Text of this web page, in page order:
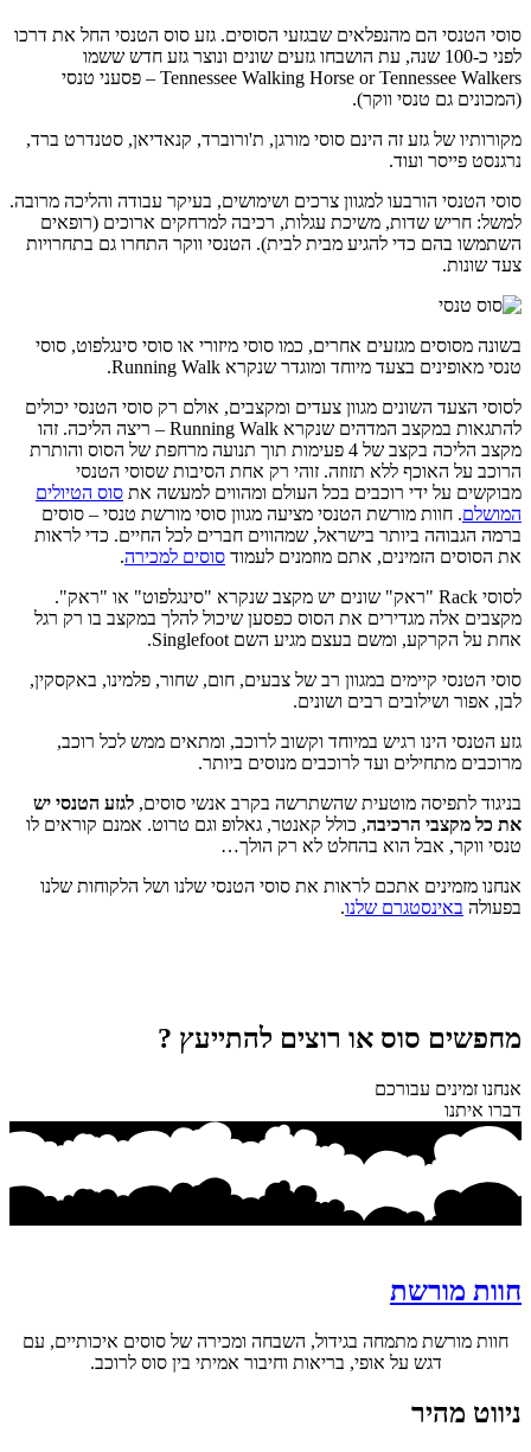
סוסי הטנסי הם מהנפלאים שבגזעי הסוסים. גזע סוס הטנסי החל את דרכו
לפני כ-100 שנה, עת הושבחו גזעים שונים ונוצר גזע חדש ששמו
Tennessee Walking Horse or Tennessee Walkers – פסעני טנסי
(המכונים גם טנסי ווקר).
מקורותיו של גזע זה הינם סוסי מורגן, ת'ורוברד, קנאדיאן, סטנדרט ברד,
נרגנסט פייסר ועוד.
סוסי הטנסי הורבעו למגוון צרכים ושימושים, בעיקר עבודה והליכה מרובה.
למשל: חריש שדות, משיכת עגלות, רכיבה למרחקים ארוכים (רופאים
השתמשו בהם כדי להגיע מבית לבית). הטנסי ווקר התחרו גם בתחרויות
צעד שונות.
בשונה מסוסים מגזעים אחרים, כמו סוסי מיזורי או סוסי סינגלפוט, סוסי
טנסי מאופינים בצעד מיוחד ומוגדר שנקרא Running Walk.
לסוסי הצעד השונים מגוון צעדים ומקצבים, אולם רק סוסי הטנסי יכולים
להתגאות במקצב המדהים שנקרא Running Walk – ריצה הליכה. זהו
מקצב הליכה בקצב של 4 פעימות תוך תנועה מרחפת של הסוס והותרת
הרוכב על האוכף ללא תזוזה. זוהי רק אחת הסיבות שסוסי הטנסי
מבוקשים על ידי רוכבים בכל העולם ומהווים למעשה את סוס הטיולים
המושלם. חוות מורשת הטנסי מציעה מגוון סוסי מורשת טנסי – סוסים
ברמה הגבוהה ביותר בישראל, שמהווים חברים לכל החיים. כדי לראות
את הסוסים הזמינים, אתם מוזמנים לעמוד סוסים למכירה.
לסוסי Rack "ראק" שונים יש מקצב שנקרא "סינגלפוט" או "ראק".
מקצבים אלה מגדירים את הסוס כפסען שיכול להלך במקצב בו רק רגל
אחת על הקרקע, ומשם בעצם מגיע השם Singlefoot.
סוסי הטנסי קיימים במגוון רב של צבעים, חום, שחור, פלמינו, באקסקין,
לבן, אפור ושילובים רבים ושונים.
גזע הטנסי הינו רגיש במיוחד וקשוב לרוכב, ומתאים ממש לכל רוכב,
מרוכבים מתחילים ועד לרוכבים מנוסים ביותר.
בניגוד לתפיסה מוטעית שהשתרשה בקרב אנשי סוסים, לגזע הטנסי יש
את כל מקצבי הרכיבה, כולל קאנטר, גאלופ וגם טרוט. אמנם קוראים לו
טנסי ווקר, אבל הוא בהחלט לא רק הולך…
אנחנו מזמינים אתכם לראות את סוסי הטנסי שלנו ושל הלקוחות שלנו
בפעולה באינסטגרם שלנו.
מחפשים סוס או רוצים להתייעץ ?
אנחנו זמינים עבורכם
דברו איתנו
חוות מורשת
חוות מורשת מתמחה בגידול, השבחה ומכירה של סוסים איכותיים, עם
דגש על אופי, בריאות וחיבור אמיתי בין סוס לרוכב.
ניווט מהיר